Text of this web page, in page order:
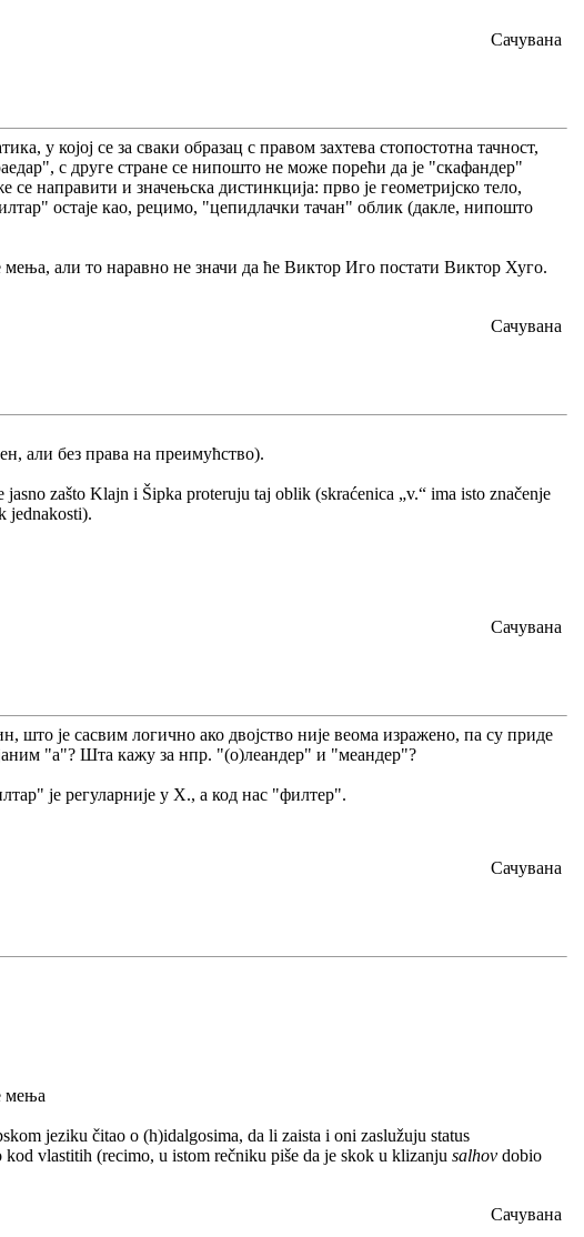
Сачувана
у којој се за сваки образац с правом захтева стопостотна тачност,
с друге стране се нипошто не може порећи да је "скафандер"
и значењска дистинкција: прво је геометријско тело,
остаје као, рецимо, "цепидлачки тачан" облик (дакле, нипошто
али то наравно не значи да ће Виктор Иго постати Виктор Хуго.
Сачувана
али без права на преимућство).
zašto Klajn i Šipka proteruju taj oblik (skraćenica „v.“ ima isto značenje
jednakosti).
Сачувана
је сасвим логично ако двојство није веома изражено, па су приде
"а"? Шта кажу за нпр. "(о)леандер" и "меандер"?
је регуларније у Х., а код нас "филтер".
Сачувана
мења
jeziku čitao o (h)idalgosima, da li zaista i oni zaslužuju status
vlastitih (recimo, u istom rečniku piše da je skok u klizanju salhov dobio
Сачувана